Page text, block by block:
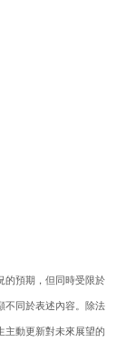
的預期，但同時受限於
不同於表述內容。除法
主動更新對未來展望的